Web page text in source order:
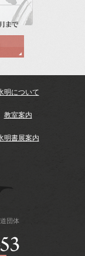
明について
教室案内
明書展案内
団体